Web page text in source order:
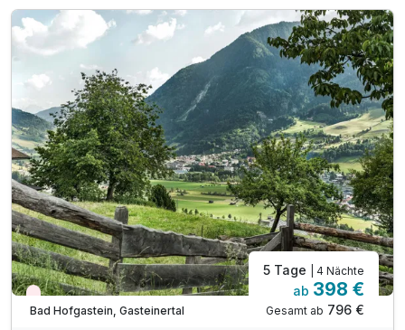
inkl. Nutzung des hauseigenen Saunabereichs
inkl. 1 Tiefgaragenplatz pro Apartment
inkl. Endreinigung
inkl. W-LAN
exklusive Nächtigungs und Mobilitätsabgabe
Nur noch Restplätze
Bad Hofgastein, Gasteinertal
5 Tage | 4 Nächte
ab 398 €
Gesamt ab 796 €